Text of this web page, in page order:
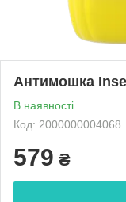
Антимошка
В наявності
Код: 2000000004068
579 ₴